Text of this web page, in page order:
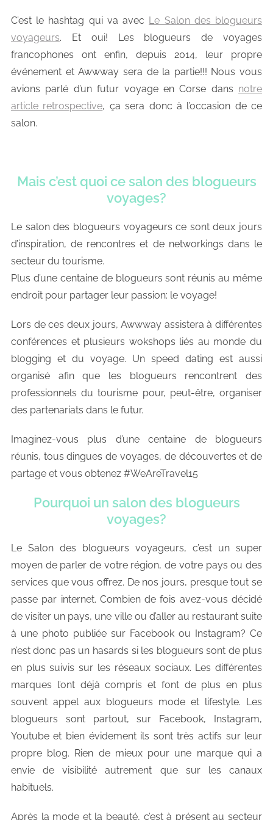
C’est le hashtag qui va avec Le Salon des blogueurs
voyageurs. Et oui! Les blogueurs de voyages
francophones ont enfin, depuis 2014, leur propre
événement et Awwway sera de la partie!!! Nous vous
avions parlé d’un futur voyage en Corse dans notre
article retrospective, ça sera donc à l’occasion de ce
salon.
Mais c’est quoi ce salon des blogueurs
voyages?
Le salon des blogueurs voyageurs ce sont deux jours
d’inspiration, de rencontres et de networkings dans le
secteur du tourisme.
Plus d’une centaine de blogueurs sont réunis au même
endroit pour partager leur passion: le voyage!
Lors de ces deux jours, Awwway assistera à différentes
conférences et plusieurs wokshops liés au monde du
blogging et du voyage. Un speed dating est aussi
organisé afin que les blogueurs rencontrent des
professionnels du tourisme pour, peut-être, organiser
des partenariats dans le futur.
Imaginez-vous plus d’une centaine de blogueurs
réunis, tous dingues de voyages, de découvertes et de
partage et vous obtenez #WeAreTravel15
Pourquoi un salon des blogueurs
voyages?
Le Salon des blogueurs voyageurs, c’est un super
moyen de parler de votre région, de votre pays ou des
services que vous offrez. De nos jours, presque tout se
passe par internet. Combien de fois avez-vous décidé
de visiter un pays, une ville ou d’aller au restaurant suite
à une photo publiée sur Facebook ou Instagram? Ce
n’est donc pas un hasards si les blogueurs sont de plus
en plus suivis sur les réseaux sociaux. Les différentes
marques l’ont déjà compris et font de plus en plus
souvent appel aux blogueurs mode et lifestyle. Les
blogueurs sont partout, sur Facebook, Instagram,
Youtube et bien évidement ils sont très actifs sur leur
propre blog. Rien de mieux pour une marque qui a
envie de visibilité autrement que sur les canaux
habituels.
Après la mode et la beauté, c’est à présent au secteur